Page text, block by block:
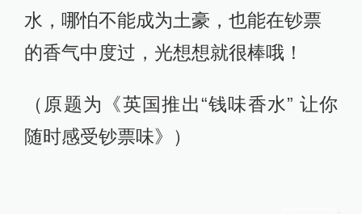
水，哪怕不能成为土豪，也能在钞票
的香气中度过，光想想就很棒哦！
（原题为《英国推出“钱味香水” 让你
随时感受钞票味》）